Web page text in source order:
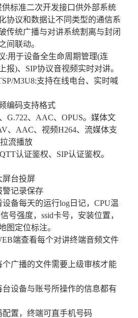
供标准二次开发接口供外部系统
协议和数据让不同类型的通信系
传统广播与对讲系统割离与封闭
间联动。
:用于设备全生命周期管理(连
报)、SIP协议音视频实时对讲。
M3U8:支持在线电台、实时喊
编码支持格式
G.722、AAC、OPUS。媒体文
、AAC、视频H264、流媒体支
流播放
认证鉴权、SIP认证鉴权。
屏台投屏
警记录保存
备每天的运行log日记，CPU温
号强度，ssid卡号，安装位置，
图定位标注。
端查看每个对讲终端音频文件
广播的文件需要上级审核才能
设备与账号所操作的信息都有
置，终端可直手机号码